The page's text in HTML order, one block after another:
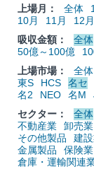
上場月：
全体
10月
11月
12月
吸収金額：
全体
50億～100億
上場市場：
全体
東S
HCS 名セ
名2
NEO 名M
セクター：
全体
不動産業
卸売業
その他製品
建
金属製品
保険業
倉庫・運輸関連